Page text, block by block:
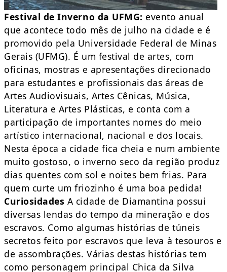
Festival de Inverno da UFMG: evento anual
que acontece todo mês de julho na cidade e é
promovido pela Universidade Federal de Minas
Gerais (UFMG). É um festival de artes, com
oficinas, mostras e apresentações direcionado
para estudantes e profissionais das áreas de
Artes Audiovisuais, Artes Cênicas, Música,
Literatura e Artes Plásticas, e conta com a
participação de importantes nomes do meio
artístico internacional, nacional e dos locais.
Nesta época a cidade fica cheia e num ambiente
muito gostoso, o inverno seco da região produz
dias quentes com sol e noites bem frias. Para
quem curte um friozinho é uma boa pedida!
Curiosidades A cidade de Diamantina possui
diversas lendas do tempo da mineração e dos
escravos. Como algumas histórias de túneis
secretos feito por escravos que leva à tesouros e
de assombrações. Várias destas histórias tem
como personagem principal Chica da Silva